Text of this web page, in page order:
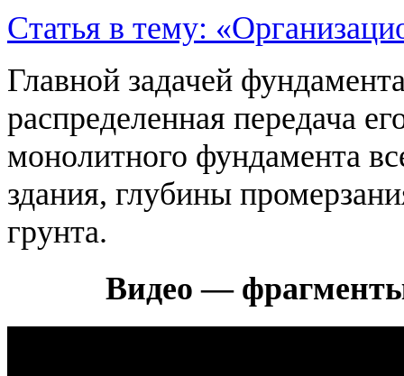
Статья в тему:
Главной задачей
распределенная передача
монолитного фундамента
здания, глубины
грунта.
Видео —